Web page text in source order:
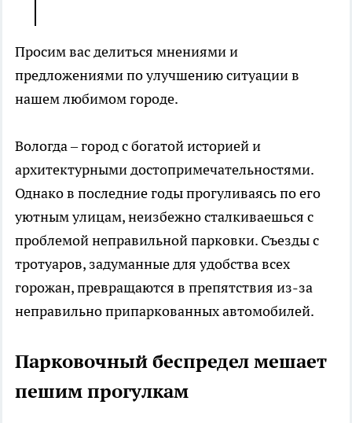
Просим вас делиться мнениями и
предложениями по улучшению ситуации в
нашем любимом городе.
Вологда – город с богатой историей и
архитектурными достопримечательностями.
Однако в последние годы прогуливаясь по его
уютным улицам, неизбежно сталкиваешься с
проблемой неправильной парковки. Съезды с
тротуаров, задуманные для удобства всех
горожан, превращаются в препятствия из-за
неправильно припаркованных автомобилей.
Парковочный беспредел мешает
пешим прогулкам